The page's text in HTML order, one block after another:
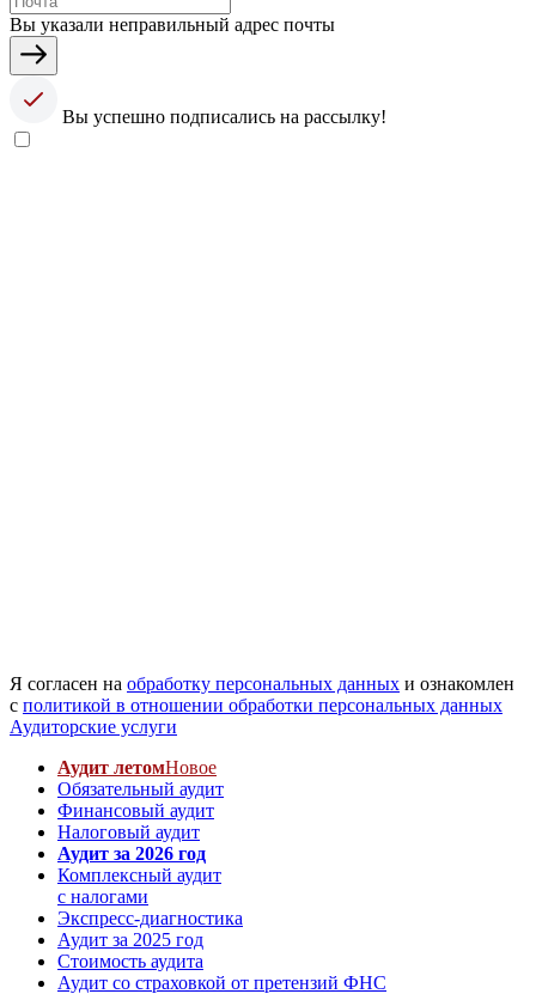
Вы указали неправильный адрес почты
Вы успешно подписались на рассылку!
Я согласен на обработку персональных данных и ознакомлен
с политикой в отношении обработки персональных данных
Аудиторские услуги
Аудит летомНовое
Обязательный аудит
Финансовый аудит
Налоговый аудит
Аудит за 2026 год
Комплексный аудит
с налогами
Экспресс-диагностика
Аудит за 2025 год
Стоимость аудита
Аудит со страховкой от претензий ФНС